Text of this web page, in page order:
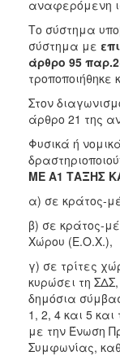
αναφερόμενη
Το σύστημα
σύστημα με
άρθρο 95
τροποποιήθηκε
Στον
άρθρο 21 της
Φυσικά ή
ΜΕ A1 ΤΑΞΗΣ
α) σε κράτος-
β) σε κράτος-
Χώρου (Ε.Ο.Χ.),
γ) σε τρίτες
κυρώσει τη
δημόσια
1, 2, 4 και 5 και
με την Ένωση
Συμφωνίας,